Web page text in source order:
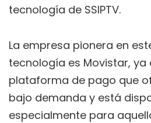
tecnología de SSIPTV.
La empresa pionera en
tecnología es Movistar,
plataforma de pago que
bajo demanda y está
especialmente para